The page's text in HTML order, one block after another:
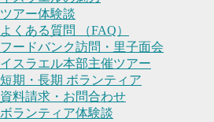
ツアー体験談
よくある質問 （FAQ）
フードバンク訪問・里子面会
イスラエル本部主催ツアー
短期・長期 ボランティア
資料請求・お問合わせ
ボランティア体験談